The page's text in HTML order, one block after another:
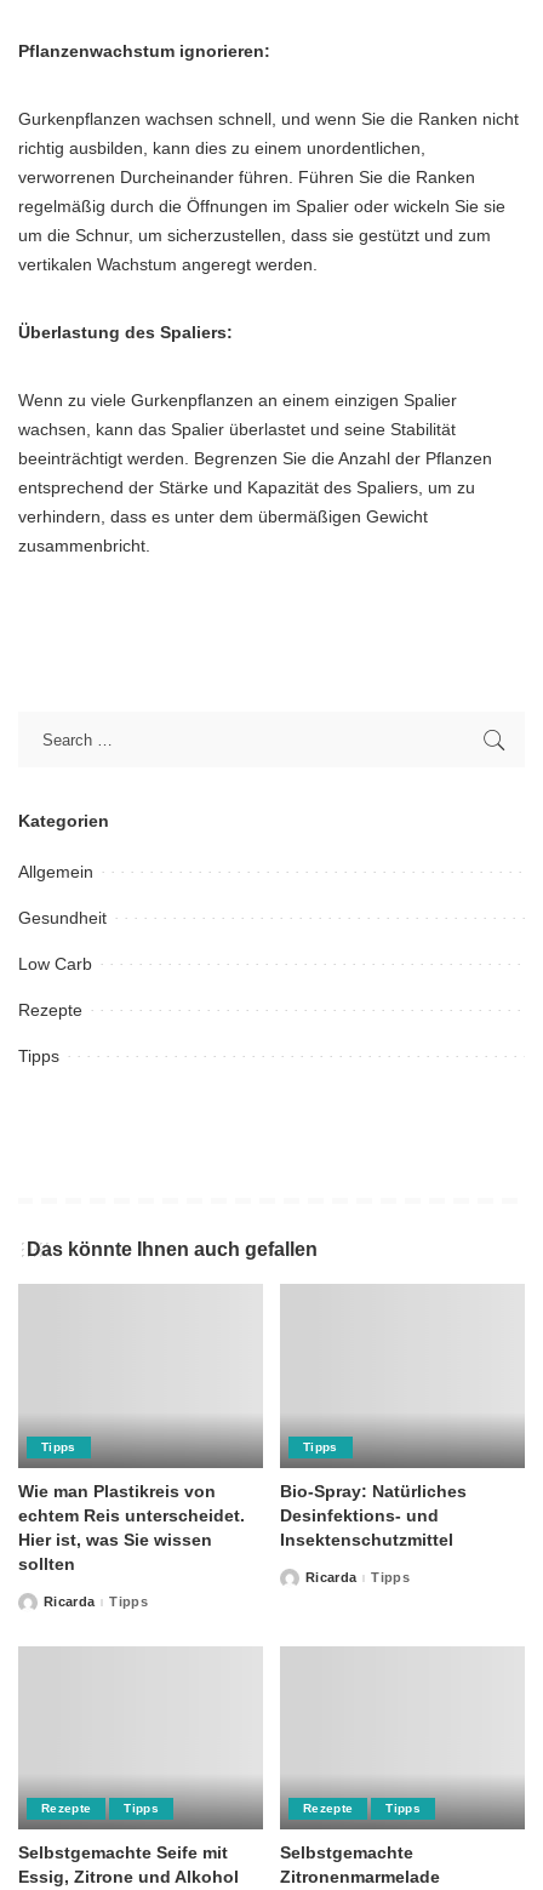
Pflanzenwachstum ignorieren:
Gurkenpflanzen wachsen schnell, und wenn Sie die Ranken nicht
richtig ausbilden, kann dies zu einem unordentlichen,
verworrenen Durcheinander führen. Führen Sie die Ranken
regelmäßig durch die Öffnungen im Spalier oder wickeln Sie sie
um die Schnur, um sicherzustellen, dass sie gestützt und zum
vertikalen Wachstum angeregt werden.
Überlastung des Spaliers:
Wenn zu viele Gurkenpflanzen an einem einzigen Spalier
wachsen, kann das Spalier überlastet und seine Stabilität
beeinträchtigt werden. Begrenzen Sie die Anzahl der Pflanzen
entsprechend der Stärke und Kapazität des Spaliers, um zu
verhindern, dass es unter dem übermäßigen Gewicht
zusammenbricht.
Kategorien
Allgemein
Gesundheit
Low Carb
Rezepte
Tipps
Das könnte Ihnen auch gefallen
Tipps
Wie man Plastikreis von
echtem Reis unterscheidet.
Hier ist, was Sie wissen
sollten
PostedRicarda Tipps
Tipps
Bio-Spray: Natürliches
Desinfektions- und
Insektenschutzmittel
PostedRicarda Tipps
Rezepte Tipps
Selbstgemachte Seife mit
Essig, Zitrone und Alkohol
Rezepte Tipps
Selbstgemachte
Zitronenmarmelade